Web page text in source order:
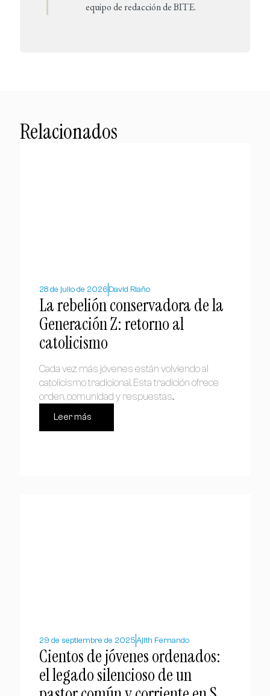
equipo de redacción de BITE.
Relacionados
28 de julio de 2026 David Riaño
La rebelión conservadora de la
Generación Z: retorno al
catolicismo
Cada vez más jóvenes están volviendo al
catolicismo tradicional. Esta tradición ofrece
orden, comunidad y respuestas...
Leer más
29 de septiembre de 2025Ajith Fernando
Cientos de jóvenes ordenados:
el legado silencioso de un